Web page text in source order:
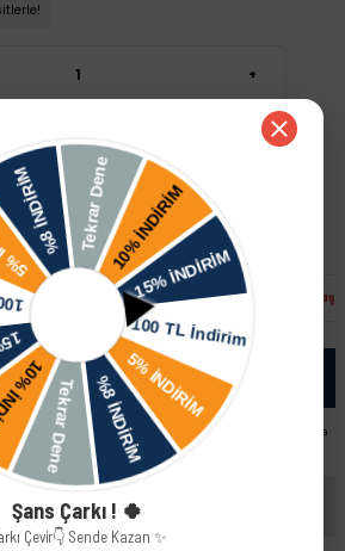
+
Düşünce Haber Ver Paylaş
Vega Sedan - 2110 Lada Vega HB - 2112 Lada Kalina Sedan Lada Kalina
Şans Çarkı ! 🍀
Çevir👇 Sende Kazan ✨